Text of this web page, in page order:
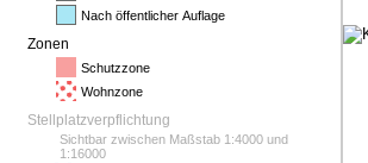
Nach öffentlicher Auflage
Zonen
Schutzzone
Wohnzone
Stellplatzverpflichtung
Sichtbar zwischen Maßstab 1:4000 und
1:16000